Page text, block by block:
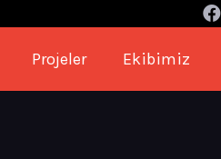
Projeler Ekibimiz